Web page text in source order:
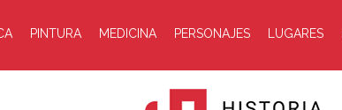
PINTURA MEDICINA PERSONAJES LUGARES